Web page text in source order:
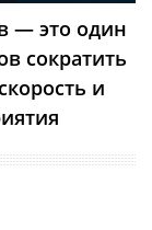
— это один
сократить
и